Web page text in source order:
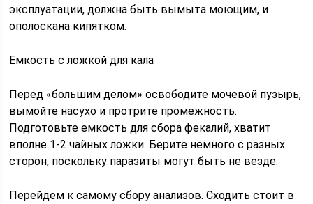
эксплуатации, должна быть вымыта моющим, и
ополоскана кипятком.
Емкость с ложкой для кала
Перед «большим делом» освободите мочевой пузырь,
вымойте насухо и протрите промежность.
Подготовьте емкость для сбора фекалий, хватит
вполне 1-2 чайных ложки. Берите немного с разных
сторон, поскольку паразиты могут быть не везде.
Перейдем к самому сбору анализов. Сходить стоит в